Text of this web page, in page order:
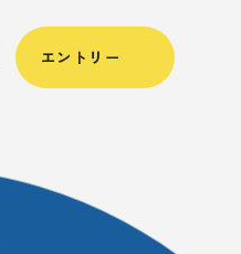
エントリー